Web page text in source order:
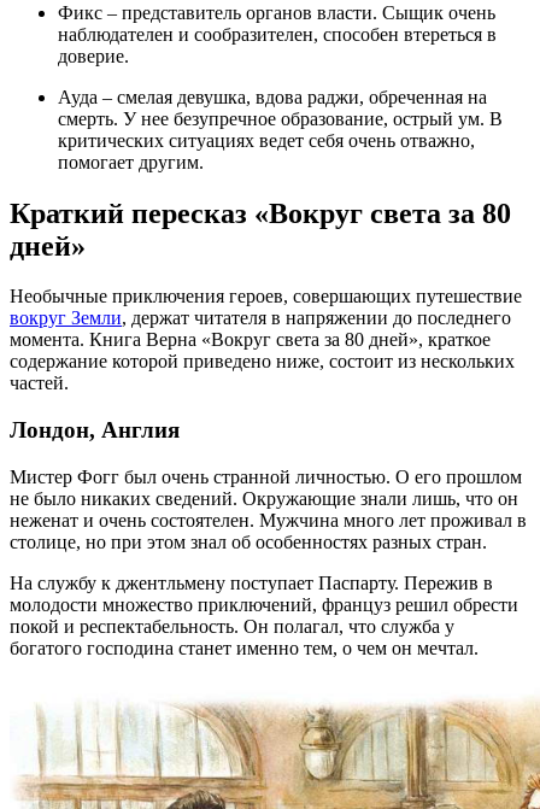
Фикс – представитель органов власти. Сыщик очень
наблюдателен и сообразителен, способен втереться в
доверие.
Ауда – смелая девушка, вдова раджи, обреченная на
смерть. У нее безупречное образование, острый ум. В
критических ситуациях ведет себя очень отважно,
помогает другим.
Краткий пересказ «Вокруг света за 80
дней»
Необычные приключения героев, совершающих путешествие
вокруг Земли, держат читателя в напряжении до последнего
момента. Книга Верна «Вокруг света за 80 дней», краткое
содержание которой приведено ниже, состоит из нескольких
частей.
Лондон, Англия
Мистер Фогг был очень странной личностью. О его прошлом
не было никаких сведений. Окружающие знали лишь, что он
неженат и очень состоятелен. Мужчина много лет проживал в
столице, но при этом знал об особенностях разных стран.
На службу к джентльмену поступает Паспарту. Пережив в
молодости множество приключений, француз решил обрести
покой и респектабельность. Он полагал, что служба у
богатого господина станет именно тем, о чем он мечтал.